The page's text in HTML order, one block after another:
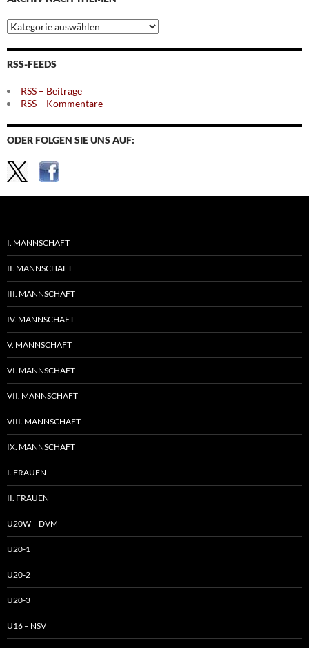
Archiv
nach
Themen
RSS-FEEDS
RSS – Beiträge
RSS – Kommentare
ODER FOLGEN SIE UNS AUF:
I. MANNSCHAFT
II. MANNSCHAFT
III. MANNSCHAFT
IV. MANNSCHAFT
V. MANNSCHAFT
VI. MANNSCHAFT
VII. MANNSCHAFT
VIII. MANNSCHAFT
IX. MANNSCHAFT
I. FRAUEN
II. FRAUEN
U20W – DVM
U20-1
U20-2
U20-3
U16 – NSV